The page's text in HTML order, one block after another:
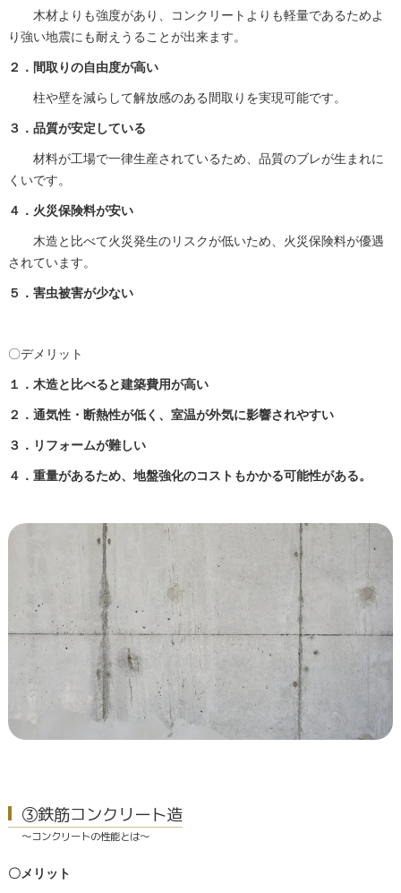
木材よりも強度があり、コンクリートよりも軽量であるためよ
り強い地震にも耐えうることが出来ます。
２．間取りの自由度が高い
柱や壁を減らして解放感のある間取りを実現可能です。
３．品質が安定している
材料が工場で一律生産されているため、品質のブレが生まれに
くいです。
４．火災保険料が安い
木造と比べて火災発生のリスクが低いため、火災保険料が優遇
されています。
５．害虫被害が少ない
〇デメリット
１．木造と比べると建築費用が高い
２．通気性・断熱性が低く、室温が外気に影響されやすい
３．リフォームが難しい
４．重量があるため、地盤強化のコストもかかる可能性がある。
③鉄筋コンクリート造
～コンクリートの性能とは～
〇メリット